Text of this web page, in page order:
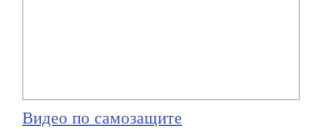
Видео по самозащите